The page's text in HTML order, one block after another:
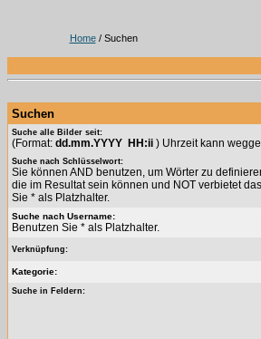
Home/ Suchen
Suchen
Suche alle Bilder seit:
(Format: dd.mm.YYYY HH:ii ) Uhrzeit kann
Suche nach Schlüsselwort:
Sie können AND benutzen, um Wörter zu
die im Resultat sein können und NOT verbietet
Sie * als Platzhalter.
Suche nach Username:
Benutzen Sie * als Platzhalter.
Verknüpfung:
Kategorie:
Suche in Feldern: